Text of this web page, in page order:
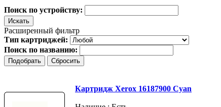
Поиск по устройству:
Расширенный фильтр
Тип картриджей:
Поиск по названию:
Картридж Xerox 16187900 Cyan